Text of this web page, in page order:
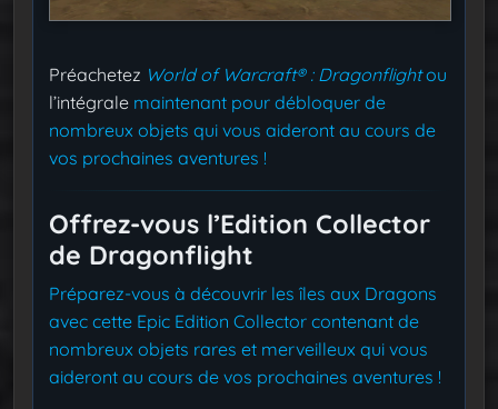
Préachetez World of Warcraft® : Dragonflightou
l’intégrale maintenant pour débloquer de
nombreux objets qui vous aideront au cours de
vos prochaines aventures !
Offrez-vous l’Edition Collector
de Dragonflight
Préparez-vous à découvrir les îles aux Dragons
avec cette Epic Edition Collector contenant de
nombreux objets rares et merveilleux qui vous
aideront au cours de vos prochaines aventures !